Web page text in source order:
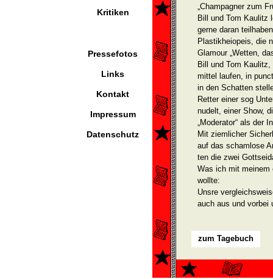
Kritiken
Pressefotos
Links
Kontakt
Impressum
Datenschutz
„Champagner zum
Bill und Tom Kaulitz
gerne daran
Plastikheiopeis, die
Glamour „Wetten,
Bill und Tom
mittel laufen, in
in den Schatten
Retter einer sog
nud­elt, einer Show,
„Moderat­or“ als der
Mit ziemlicher
auf das schamlose
ten die zwei
Was ich mit meinem
wollte:
Unsre
auch aus und vorbei
zum Tagebuch